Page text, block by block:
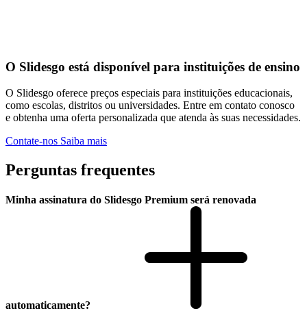
O Slidesgo está disponível para instituições de ensino
O Slidesgo oferece preços especiais para instituições educacionais,
como escolas, distritos ou universidades. Entre em contato conosco
e obtenha uma oferta personalizada que atenda às suas necessidades.
Contate-nos Saiba mais
Perguntas frequentes
Minha assinatura do Slidesgo Premium será renovada
automaticamente?